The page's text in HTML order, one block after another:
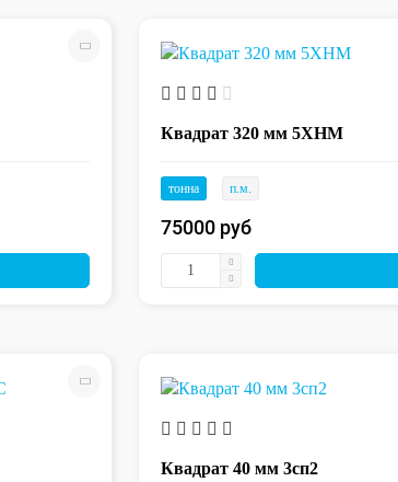
Квадрат 320 мм 5ХНМ
тонна п.м.
75000 руб
Квадрат 40 мм 3сп2